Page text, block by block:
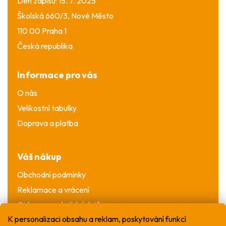
K personalizaci obsahu a reklam, poskytování funkcí
Školská 660/3, Nové Město
110 00 Praha 1
Česká republika
Informace pro vás
O nás
Velikostní tabulky
Doprava a platba
Váš nákup
Obchodní podmínky
Reklamace a vrácení
Ochrana osobních údajů